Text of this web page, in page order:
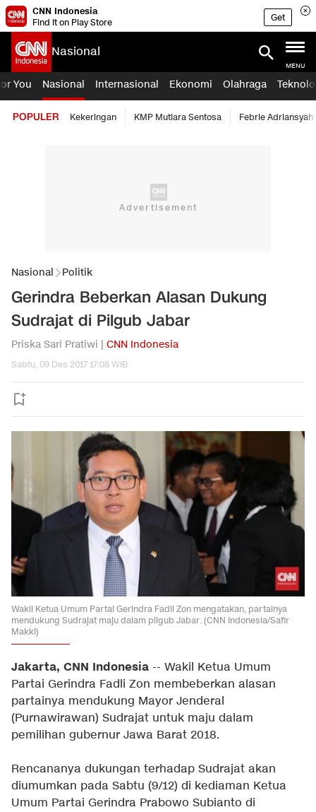
CNN Indonesia
Find it on Play Store
Get
Nasional
MENU
You Nasional Internasional Ekonomi Olahraga
POPULER Kekeringan KMP Mutiara Sentosa Febrie Adriansyah
Nasional Politik
Gerindra Beberkan Alasan Dukung
Sudrajat di Pilgub Jabar
Priska Sari Pratiwi | CNN Indonesia
Sabtu, 09 Des 2017 17:08 WIB
Wakil Ketua Umum Partai Gerindra Fadli Zon mengatakan, partainya
mendukung Sudrajat maju dalam pilgub Jabar. (CNN Indonesia/Safir
Makki)
Jakarta, CNN Indonesia -- Wakil Ketua Umum
Partai Gerindra Fadli Zon membeberkan alasan
partainya mendukung Mayor Jenderal
(Purnawirawan) Sudrajat untuk maju dalam
pemilihan gubernur Jawa Barat 2018.
Rencananya dukungan terhadap Sudrajat akan
diumumkan pada Sabtu (9/12) di kediaman Ketua
Umum Partai Gerindra Prabowo Subianto di